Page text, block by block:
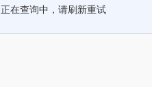
正在查询中，请刷新重试